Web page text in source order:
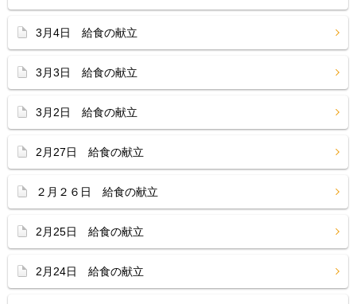
3月4日 給食の献立
3月3日 給食の献立
3月2日 給食の献立
2月27日 給食の献立
２月２６日 給食の献立
2月25日 給食の献立
2月24日 給食の献立